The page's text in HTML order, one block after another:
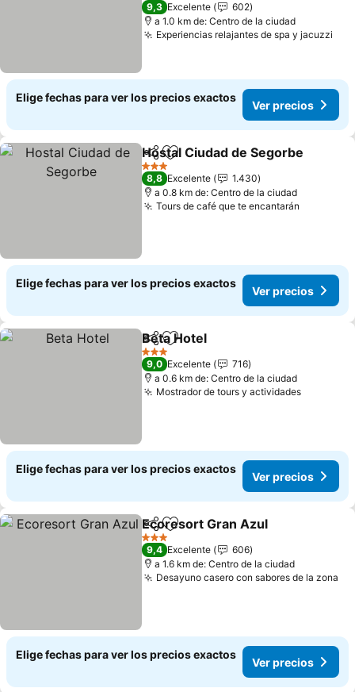
9,3 Excelente
602
a 1.0 km de: Centro de la ciudad
Experiencias relajantes de spa y jacuzzi
Elige fechas para ver los precios exactos
Ver precios
CompartirAgregar a favoritos
Hostal Ciudad de Segorbe
3 Estrellas
8,8 Excelente
1.430
a 0.8 km de: Centro de la ciudad
Tours de café que te encantarán
Elige fechas para ver los precios exactos
Ver precios
CompartirAgregar a favoritos
Beta Hotel
3 Estrellas
9,0 Excelente
716
a 0.6 km de: Centro de la ciudad
Mostrador de tours y actividadesVer
Elige fechas para ver los precios exactos
Ver precios
CompartirAgregar a favoritos
Ecoresort Gran Azul
3 Estrellas
9,4 Excelente
606
a 1.6 km de: Centro de la ciudad
Desayuno casero con sabores de la zona
Elige fechas para ver los precios exactos
Ver precios